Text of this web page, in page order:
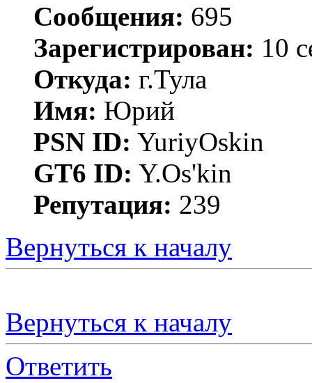
Сообщения: 695
Зарегистрирован: 10
Откуда: г.Тула
Имя: Юрий
PSN ID: YuriyOskin
GT6 ID: Y.Os'kin
Репутация: 239
Вернуться к началу
Вернуться к началу
Ответить